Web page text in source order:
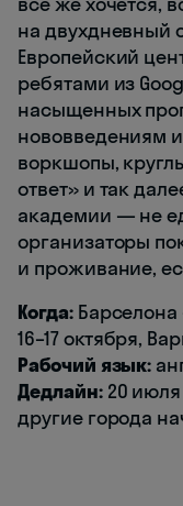
на двухдневный
Европейский
ребятами из
насыщенных
нововведениям
воркшопы,
ответ» и так
академии — не
организаторы
и проживание,
Когда:Барселона
16–17 октября,
Рабочий язык:
Дедлайн:20 июля
другие города